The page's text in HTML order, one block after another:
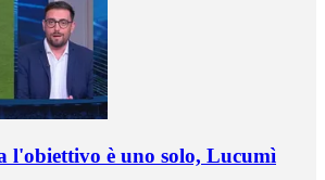
l'obiettivo è uno solo, Lucumì